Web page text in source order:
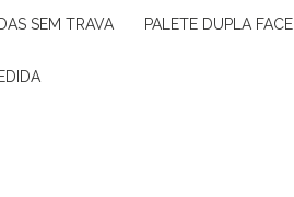
SEM TRAVA PALETE DUPLA FACE